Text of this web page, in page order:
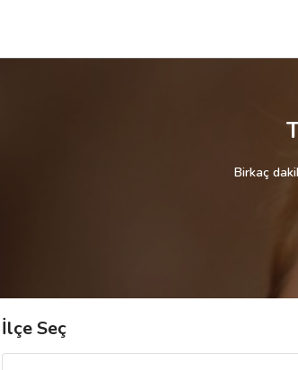
Birkaç
İlçe Seç